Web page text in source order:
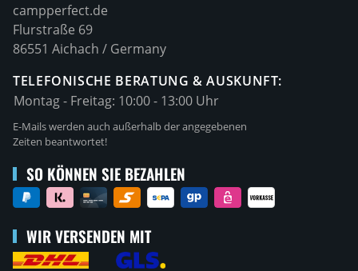
campperfect.de
Flurstraße 69
86551 Aichach / Germany
TELEFONISCHE BERATUNG & AUSKUNFT:
Montag - Freitag: 10:00 - 13:00 Uhr
E-Mails werden auch außerhalb der angegebenen
Zeiten beantwortet!
SO KÖNNEN SIE BEZAHLEN
WIR VERSENDEN MIT